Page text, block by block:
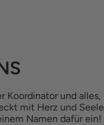
Koordinator und alles,
mit Herz und Seele
Namen dafür ein!